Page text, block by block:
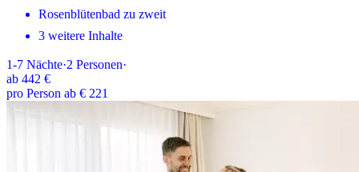
Rosenblütenbad zu zweit
3 weitere Inhalte
1-7 Nächte·2 Personen·
ab 442 €
pro Person ab € 221